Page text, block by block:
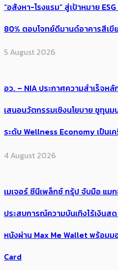
“อสังหา-โรงแรม” สู่เป้าหมาย
80% ตอบโจทย์ดีมานด์อาคารสีเขี
5 August 2026
อว. – NIA ประกาศความสำเร็จห
เสนอนวัตกรรมเชิงนโยบาย ชูทุน
ระดับ Wellness Economy เป็นเ
4 August 2026
เมเจอร์ ซีนีเพล็กซ์ กรุ้ป จับมือ แม
ประสบการณ์ความบันเทิงไร้เงินส
หนังผ่าน Max Me Wallet พร้อม
Card